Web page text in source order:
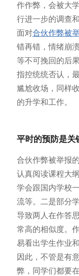
作作弊，会被大
行进一步的调查和
面对合伙作弊被
错再错，情绪崩
等不可挽回的后
指控统统否认，
尴尬收场，同样
的升学和工作。
平时的预防是关
合伙作弊被举报
认真阅读课程大
学会跟国内学校
流等。二是部分
导致两人在作答
常高的相似度。
易看出学生作业
因此，不管是有
弊，同学们都要